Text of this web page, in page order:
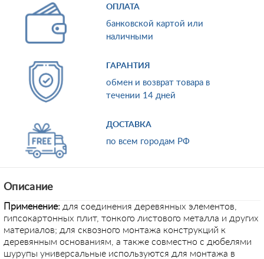
ОПЛАТА
банковской картой или
наличными
ГАРАНТИЯ
обмен и возврат товара в
течении 14 дней
ДОСТАВКА
по всем городам РФ
Описание
Применение: для соединения деревянных элементов,
гипсокартонных плит, тонкого листового металла и других
материалов; для сквозного монтажа конструкций к
деревянным основаниям, а также совместно с дюбелями
шурупы универсальные используются для монтажа в